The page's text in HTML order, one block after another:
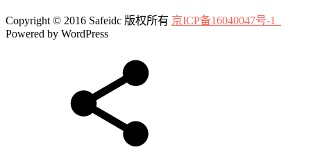
Copyright © 2016 Safeidc 版权所有 京ICP备16040047号-1
Powered by WordPress